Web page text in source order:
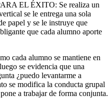
EL ÉXITO: Se realiza un
se le entrega una sola
papel y se le instruye que
que cada alumno aporte
cada alumno se mantiene en
se evidencia que una
¿puedo levantarme a
se modifica la conducta grupal
a trabajar de forma conjunta.